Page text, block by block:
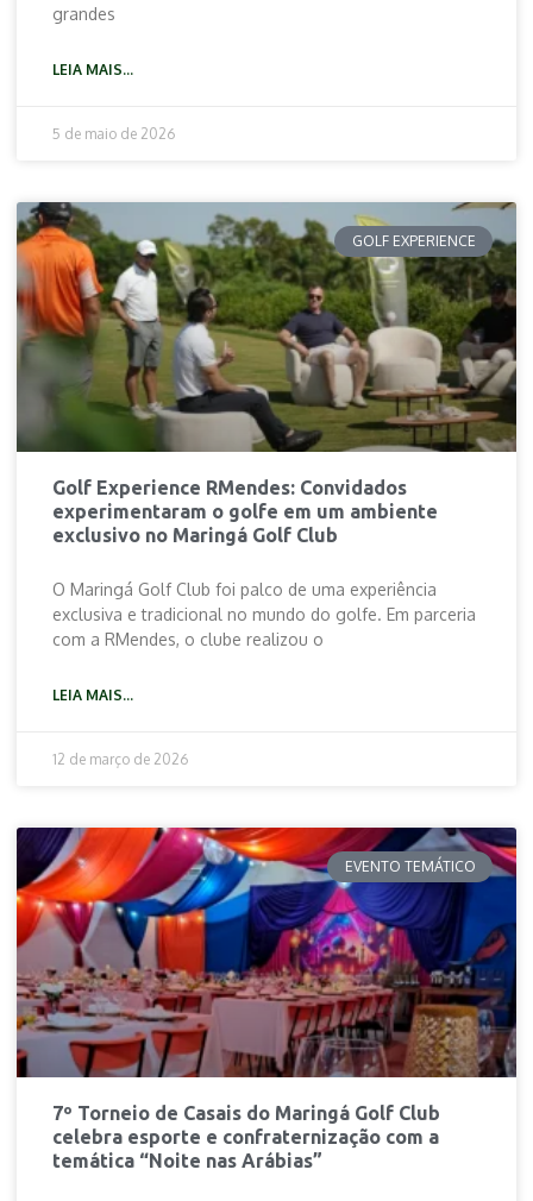
grandes
LEIA MAIS...
5 de maio de 2026
GOLF EXPERIENCE
Golf Experience RMendes: Convidados
experimentaram o golfe em um ambiente
exclusivo no Maringá Golf Club
O Maringá Golf Club foi palco de uma experiência
exclusiva e tradicional no mundo do golfe. Em parceria
com a RMendes, o clube realizou o
LEIA MAIS...
12 de março de 2026
EVENTO TEMÁTICO
7º Torneio de Casais do Maringá Golf Club
celebra esporte e confraternização com a
temática “Noite nas Arábias”